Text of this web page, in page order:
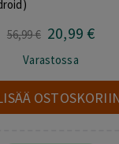
56,99€ Alkuperäinen
oli:
56,99 €.
20,99 €
Varastossa